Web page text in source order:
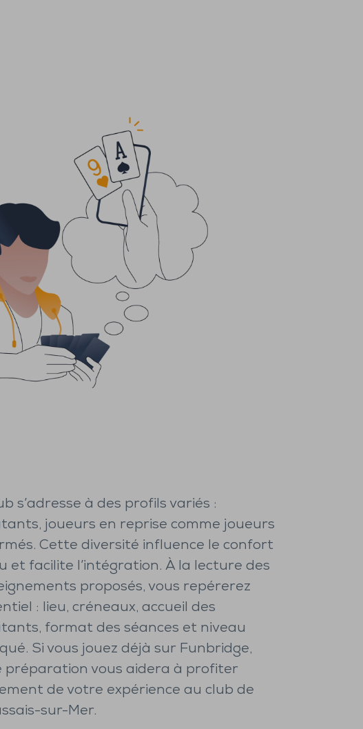
s’adresse à des profils variés :
joueurs en reprise comme joueurs
Cette diversité influence le confort
et facilite l’intégration. À la lecture des
proposés, vous repérerez
: lieu, créneaux, accueil des
format des séances et niveau
Si vous jouez déjà sur Funbridge,
préparation vous aidera à profiter
de votre expérience au club de
sur-Mer.